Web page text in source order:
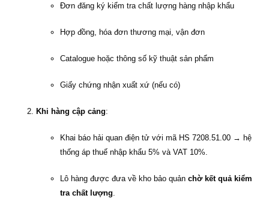
Đơn đăng ký kiểm tra chất lượng hàng nhập khẩu
Hợp đồng, hóa đơn thương mại, vận đơn
Catalogue hoặc thông số kỹ thuật sản phẩm
Giấy chứng nhận xuất xứ (nếu có)
Khi hàng cập cảng:
Khai báo hải quan điện tử với mã HS 7208.51.00 → hệ
thống áp thuế nhập khẩu 5% và VAT 10%.
Lô hàng được đưa về kho bảo quản chờ kết quả kiểm
tra chất lượng